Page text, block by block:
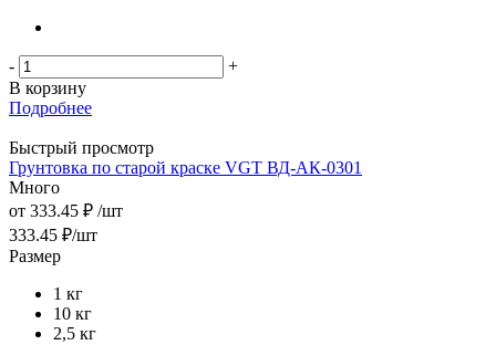
-
+
В корзину
Подробнее
Быстрый просмотр
Грунтовка по старой краске VGT ВД-АК-0301
Много
от 333.45 ₽ /шт
333.45 ₽/шт
Размер
1 кг
10 кг
2,5 кг